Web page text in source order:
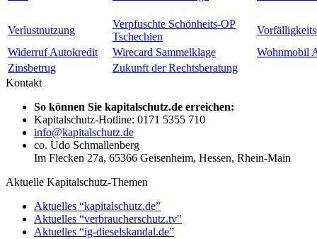
Verlustnutzung
Verpfuschte Schönheits-OP
Tschechien
Widerruf Autokredit
Wirecard Sammelklage
Wohnmobil
Zinsbetrug
Zukunft der Rechtsberatung
Kontakt
So können Sie kapitalschutz.de erreichen:
Kapitalschutz-Hotline: 0171 5355 710
info@kapitalschutz.de
co. Udo Schmallenberg
Im Flecken 27a, 65366 Geisenheim, Hessen, Rhein-Main
Aktuelle Kapitalschutz-Themen
Aktuelles “kapitalschutz.de”
Aktuelles “verbraucherschutz.tv"
Aktuelles “ig-dieselskandal.de”